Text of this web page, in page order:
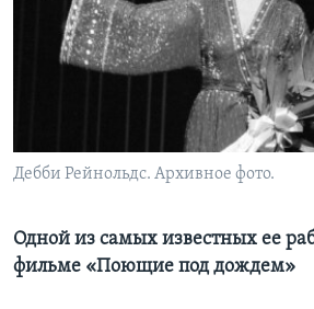
Learning English
Дебби Рейнольдс. Архивное фото.
Одной из самых известных ее
фильме «Поющие под дождем»